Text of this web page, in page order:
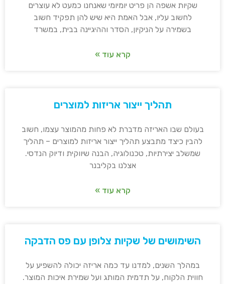
שקיות אשפה הן פריט יומיומי שאנחנו כמעט לא עוצרים
לחשוב עליו, אבל האמת היא שיש להן תפקיד חשוב
בשמירה על הניקיון, הסדר וההיגיינה בבית, במשרד
קרא עוד »
תהליך ייצור אריזות למוצרים
בעולם שבו האריזה מדברת לא פחות מהמוצר עצמו, חשוב
להבין כיצד מתבצע תהליך ייצור אריזות למוצרים – תהליך
שמשלב יצירתיות, טכנולוגיה, הבנה שיווקית ודיוק הנדסי.
אצלנו בקליבנר
קרא עוד »
השימושים של שקיות צלופן עם פס הדבקה
במהלך השנים, למדנו עד כמה אריזה יכולה להשפיע על
חווית הלקוח, על תדמית המותג ועל שמירת איכות המוצר.